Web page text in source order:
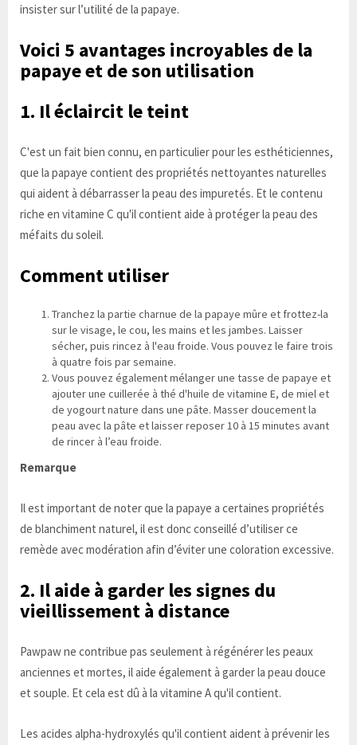
insister sur l’utilité de la papaye.
Voici 5 avantages incroyables de la
papaye et de son utilisation
1. Il éclaircit le teint
C'est un fait bien connu, en particulier pour les esthéticiennes,
que la papaye contient des propriétés nettoyantes naturelles
qui aident à débarrasser la peau des impuretés. Et le contenu
riche en vitamine C qu'il contient aide à protéger la peau des
méfaits du soleil.
Comment utiliser
Tranchez la partie charnue de la papaye mûre et frottez-la
sur le visage, le cou, les mains et les jambes. Laisser
sécher, puis rincez à l'eau froide. Vous pouvez le faire trois
à quatre fois par semaine.
Vous pouvez également mélanger une tasse de papaye et
ajouter une cuillerée à thé d'huile de vitamine E, de miel et
de yogourt nature dans une pâte. Masser doucement la
peau avec la pâte et laisser reposer 10 à 15 minutes avant
de rincer à l’eau froide.
Remarque
Il est important de noter que la papaye a certaines propriétés
de blanchiment naturel, il est donc conseillé d’utiliser ce
remède avec modération afin d’éviter une coloration excessive.
2. Il aide à garder les signes du
vieillissement à distance
Pawpaw ne contribue pas seulement à régénérer les peaux
anciennes et mortes, il aide également à garder la peau douce
et souple. Et cela est dû à la vitamine A qu'il contient.
Les acides alpha-hydroxylés qu'il contient aident à prévenir les